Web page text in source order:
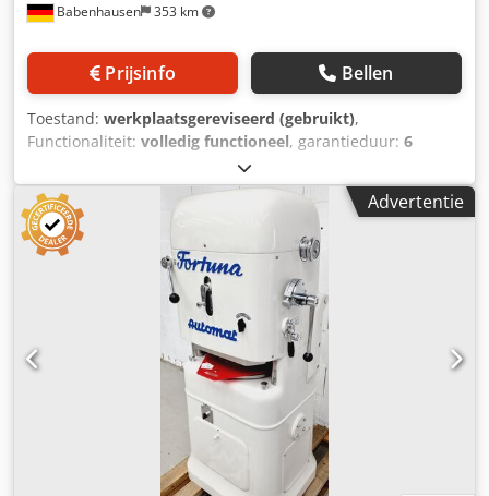
Babenhausen 353 km
Prijsinfo Bellen
Toestand: werkplaatsgereviseerd (gebruikt),
Functionaliteit: volledig functioneel, garantieduur: 6
, ingangsspanning:400 V
mm, jaar van de laatste revisie:2026, totale breedte:1.500
mm, totale hoogte: 1.600 mm
, DGUV gecertificeerd tot:
09/2027
, ingangsfrequentie:
type ingangsstroom:driefasig, TOP broodvormmachine WP
Kemper Uitvoering in roestvrij staal met smering en
ventilator Kegel en vormgoten voorzien van een nieuwe
Teflon-coating Dksdpfx Apswmwlko Isr Machine is
verplaatsbaar Aansluiting 400V, 16A-CEE-stekker Gebruikte
machine, gereviseerd met garantie +
reserveonderdelenservice Opties: Bezorgservice
Onderhoudscontract Servicepakket Instructie en
inbedrijfstelling Verder nog andere TOP
broodvormmachines op voorraad!
Advertentie